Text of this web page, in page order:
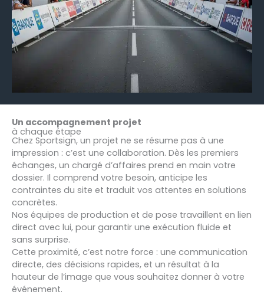
Un accompagnement projet
à chaque étape
Chez Sportsign, un projet ne se résume pas à une
impression : c’est une collaboration. Dès les premiers
échanges, un chargé d’affaires prend en main votre
dossier. Il comprend votre besoin, anticipe les
contraintes du site et traduit vos attentes en solutions
concrètes.
Nos équipes de production et de pose travaillent en lien
direct avec lui, pour garantir une exécution fluide et
sans surprise.
Cette proximité, c’est notre force : une communication
directe, des décisions rapides, et un résultat à la
hauteur de l’image que vous souhaitez donner à votre
événement.